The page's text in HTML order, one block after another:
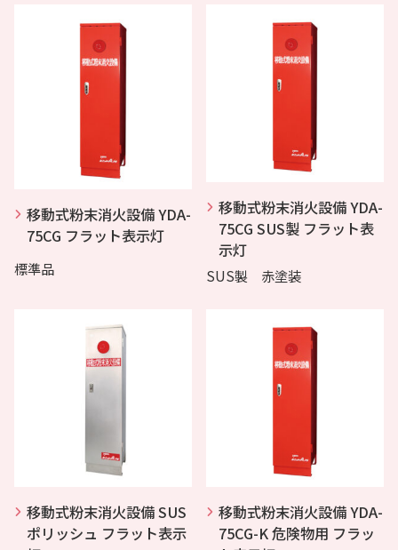
移動式粉末消火設備 YDA-
75CG フラット表示灯
標準品
移動式粉末消火設備 YDA-
75CG SUS製 フラット表
示灯
SUS製 赤塗装
移動式粉末消火設備 SUS
ポリッシュ フラット表示
移動式粉末消火設備 YDA-
75CG-K 危険物用 フラッ